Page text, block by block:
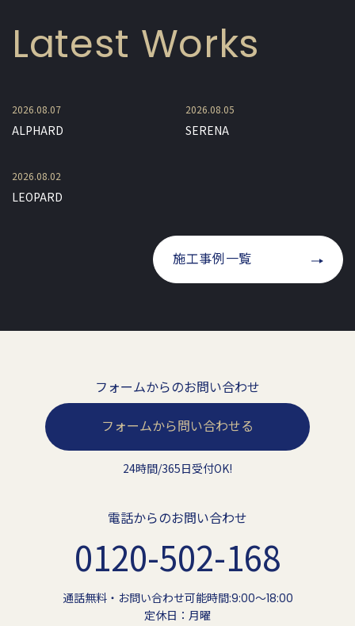
Latest Works
2026.08.07
ALPHARD
2026.08.05
SERENA
2026.08.02
LEOPARD
施工事例一覧
フォームからのお問い合わせ
フォームから問い合わせる
24時間/365日受付OK!
電話からのお問い合わせ
0120-502-168
通話無料・お問い合わせ可能時間:9:00〜18:00
定休日：月曜